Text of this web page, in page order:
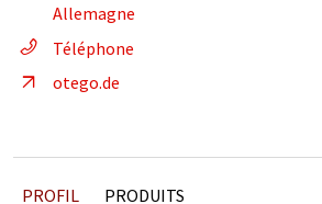
Allemagne
Téléphone
otego.de
PROFIL PRODUITS